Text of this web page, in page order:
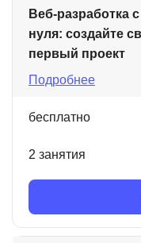
Веб-разработка с
нуля: создайте
первый проект
Подробнее
бесплатно
2 занятия